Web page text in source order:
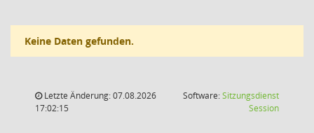
Keine Daten gefunden.
Letzte Änderung: 07.08.2026
17:02:15
Software:Sitzungsdienst
Session(Wird in